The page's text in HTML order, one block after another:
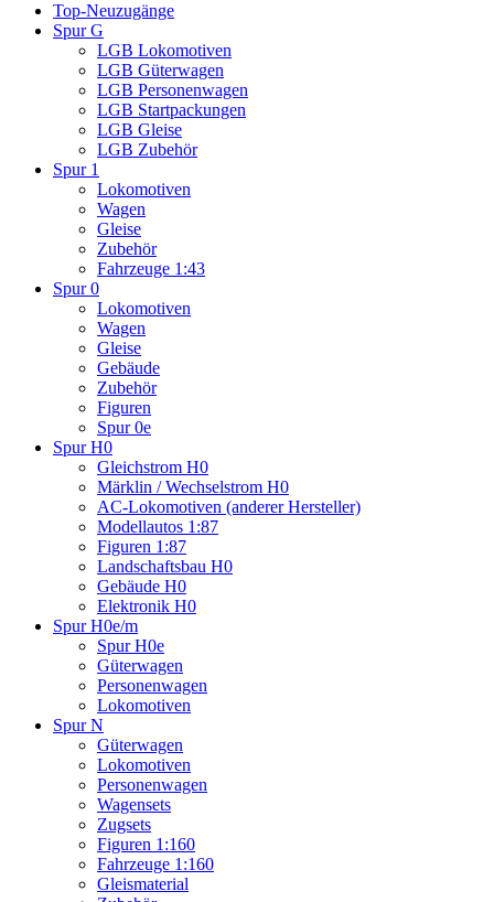
Top-Neuzugänge
Spur G
LGB Lokomotiven
LGB Güterwagen
LGB Personenwagen
LGB Startpackungen
LGB Gleise
LGB Zubehör
Spur 1
Lokomotiven
Wagen
Gleise
Zubehör
Fahrzeuge 1:43
Spur 0
Lokomotiven
Wagen
Gleise
Gebäude
Zubehör
Figuren
Spur 0e
Spur H0
Gleichstrom H0
Märklin / Wechselstrom H0
AC-Lokomotiven (anderer Hersteller)
Modellautos 1:87
Figuren 1:87
Landschaftsbau H0
Gebäude H0
Elektronik H0
Spur H0e/m
Spur H0e
Güterwagen
Personenwagen
Lokomotiven
Spur N
Güterwagen
Lokomotiven
Personenwagen
Wagensets
Zugsets
Figuren 1:160
Fahrzeuge 1:160
Gleismaterial